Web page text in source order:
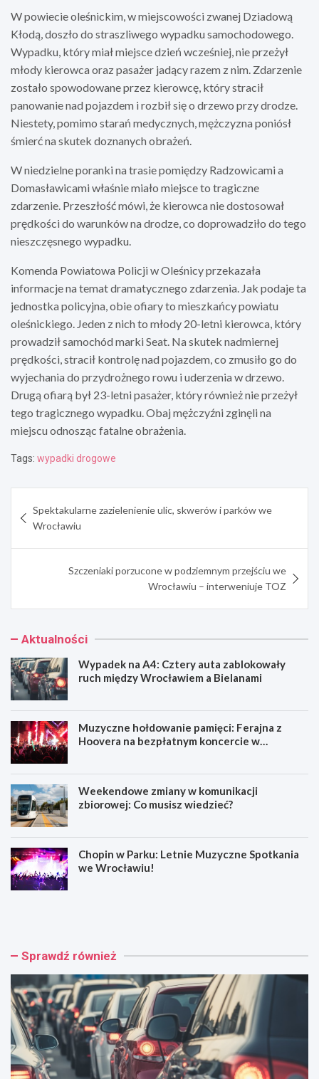
W powiecie oleśnickim, w miejscowości zwanej Dziadową
Kłodą, doszło do straszliwego wypadku samochodowego.
Wypadku, który miał miejsce dzień wcześniej, nie przeżył
młody kierowca oraz pasażer jadący razem z nim. Zdarzenie
zostało spowodowane przez kierowcę, który stracił
panowanie nad pojazdem i rozbił się o drzewo przy drodze.
Niestety, pomimo starań medycznych, mężczyzna poniósł
śmierć na skutek doznanych obrażeń.
W niedzielne poranki na trasie pomiędzy Radzowicami a
Domasławicami właśnie miało miejsce to tragiczne
zdarzenie. Przeszłość mówi, że kierowca nie dostosował
prędkości do warunków na drodze, co doprowadziło do tego
nieszczęsnego wypadku.
Komenda Powiatowa Policji w Oleśnicy przekazała
informacje na temat dramatycznego zdarzenia. Jak podaje ta
jednostka policyjna, obie ofiary to mieszkańcy powiatu
oleśnickiego. Jeden z nich to młody 20-letni kierowca, który
prowadził samochód marki Seat. Na skutek nadmiernej
prędkości, stracił kontrolę nad pojazdem, co zmusiło go do
wyjechania do przydrożnego rowu i uderzenia w drzewo.
Drugą ofiarą był 23-letni pasażer, który również nie przeżył
tego tragicznego wypadku. Obaj mężczyźni zginęli na
miejscu odnosząc fatalne obrażenia.
Tags: wypadki drogowe
wpisu
Spektakularne zazielenienie ulic, skwerów i parków we
Wrocławiu
Szczeniaki porzucone w podziemnym przejściu we
Wrocławiu – interweniuje TOZ
Aktualności
Wypadek na A4: Cztery auta zablokowały
ruch między Wrocławiem a Bielanami
Muzyczne hołdowanie pamięci: Ferajna z
Hoovera na bezpłatnym koncercie w
Weekendowe zmiany w komunikacji
zbiorowej: Co musisz wiedzieć?
Chopin w Parku: Letnie Muzyczne Spotkania
we Wrocławiu!
W
e
n
a
A
4
:
C
z
M
z
e
h
o
ł
d
o
w
Sprawdź również